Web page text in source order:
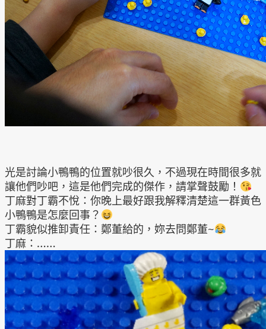
光是討論小鴨鴨的位置就吵很久，不過現在時間很多就
讓他們吵吧，這是他們完成的傑作，請掌聲鼓勵！
丁麻對丁霸不悅：你晚上最好跟我解釋清楚這一群黃色
小鴨鴨是怎麼回事？
丁霸貌似推卸責任：鄭董給的，妳去問鄭董~
丁麻：……